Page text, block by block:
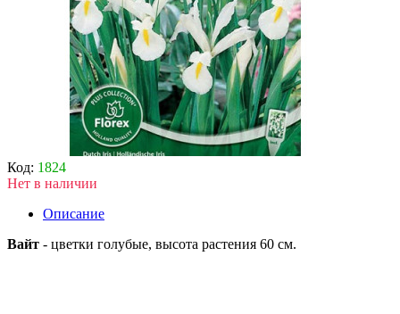
Код: 1824
Нет в наличии
Описание
Вайт - цветки голубые, высота растения 60 см.